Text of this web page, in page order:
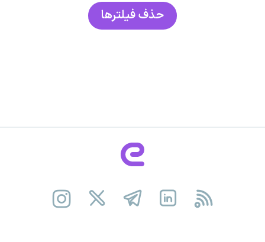
حذف فیلتر‌ها